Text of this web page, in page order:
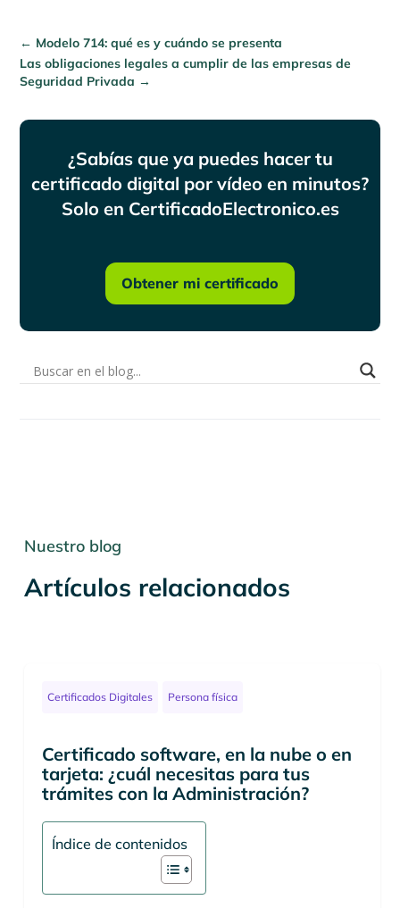
← Modelo 714: qué es y cuándo se presenta
Las obligaciones legales a cumplir de las empresas de
Seguridad Privada →
¿Sabías que ya puedes hacer tu
certificado digital por vídeo en minutos?
Solo en CertificadoElectronico.es
Obtener mi certificado
Nuestro blog
Artículos relacionados
Certificados Digitales Persona física
Certificado software, en la nube o en
tarjeta: ¿cuál necesitas para tus
trámites con la Administración?
Índice de contenidos